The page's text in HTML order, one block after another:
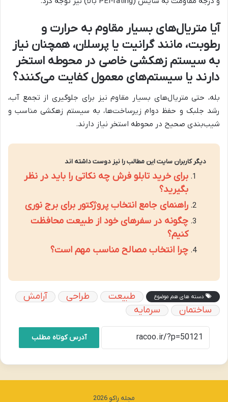
آیا متریال‌های بسیار مقاوم به حرارت و
رطوبت، مانند گرانیت یا پرسلان، همچنان نیاز
به سیستم زهکشی خاصی در محوطه استخر
دارند یا سیستم‌های معمول کفایت می‌کنند؟
بله، حتی متریال‌های بسیار مقاوم نیز برای جلوگیری از تجمع آب،
رشد جلبک و حفظ دوام زیرساخت‌ها، به سیستم زهکشی مناسب و
شیب‌بندی صحیح در محوطه استخر نیاز دارند.
دیگر کاربران سایت این مطالب را نیز دوست داشته اند
برای خرید تابلو فرش چه نکاتی را باید در نظر
بگیرید؟
راهنمای جامع انتخاب پروژکتور برای برج نوری
چگونه در سفرهای خود از طبیعت محافظت
کنیم؟
چرا انتخاب مصالح مناسب مهم است؟
دسته های هم موضوع طبیعت طراحی
آرامش
ساختمان
سرمایه
آدرس کوتاه مطلب
مجله راکو 2026